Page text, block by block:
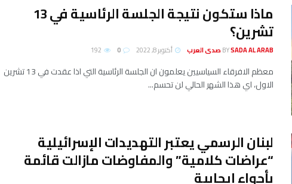
ماذا ستكون نتيجة الجلسة الرئاسية في 13
تشرين؟
BYSADA AL ARAB صدى العرب أكتوبر 8, 2022
معظم الافرقاء السياسيين يعلمون ان الجلسة الرئاسية التي اذا عقدت في 13 تشرين
الاول، اي هذا الشهر الحالي لن تحسم...
لبنان الرسمي يعتبر التهديدات الإسرائيلية
“عراضات كلامية” والمفاوضات مازالت قائمة
بأجواء إيجابية